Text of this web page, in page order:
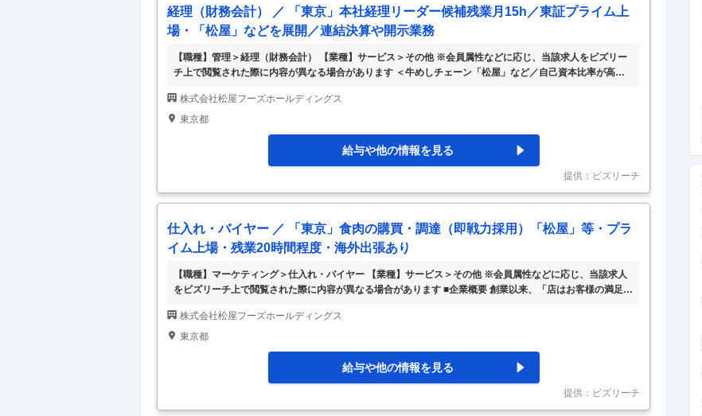
経理（財務会計） ／ 「東京」本社経理リーダー候補残業月15h／東証プライム上
場・「松屋」などを展開／連結決算や開示業務
【職種】管理＞経理（財務会計） 【業種】サービス＞その他 ※会員属性などに応じ、当該求人をビズリー
チ上で閲覧された際に内容が異なる場合があります ＜牛めしチェーン「松屋」など／自己資本比率が高く
松」「すし松」、カレー業態「マイカリー食堂」、中華食堂「松軒」、ステーキ業態「ステーキ松」「松
牛」、パスタ業態「麦のトリコ」石焼業態「トゥックン・トゥックン」等の運営。 ※日本国内、中国にて展
開しています。 【店舗数1,375店舗（うちFC5店舗／海外33店舗）（2025年3月末現在）】 松屋フーズは、
株式会社松屋フーズホールディングス
東京都
給与や他の情報を見る
提供：ビズリーチ
仕入れ・バイヤー ／ 「東京」食肉の購買・調達（即戦力採用）「松屋」等・プラ
イム上場・残業20時間程度・海外出張あり
【職種】マーケティング＞仕入れ・バイヤー 【業種】サービス＞その他 ※会員属性などに応じ、当該求人
をビズリーチ上で閲覧された際に内容が異なる場合があります ■企業概要 創業以来、「店はお客様の満足を
ト・ハードにわたり体現していくのは、すべてのスタッフに他なりません。松屋フーズでは、企業成長の要
は高品質なCS（顧客満足）を実現する人にあると捉え、お客様の歓びを我が歓びとし、より高い理想へ向
かって努力する情熱的なスタッフの育成を重視しています。 【事業内容】 牛めし事業「松屋」、とんかつ
株式会社松屋フーズホールディングス
東京都
給与や他の情報を見る
提供：ビズリーチ